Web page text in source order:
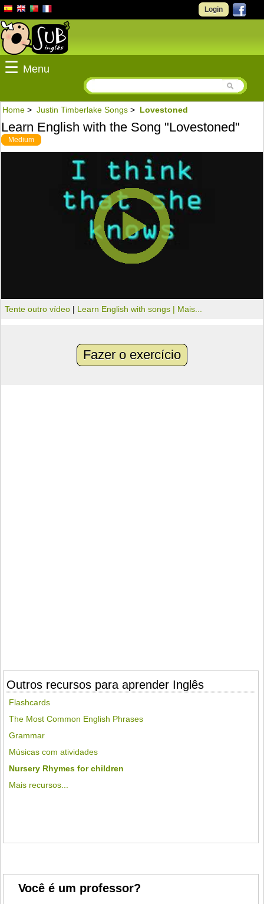
Login
☰ Menu
Home > Justin Timberlake Songs > Lovestoned
Learn English with the Song "Lovestoned"
Medium
Tente outro vídeo | Learn English with songs | Mais...
Fazer o exercício
Outros recursos para aprender Inglês
Flashcards
The Most Common English Phrases
Grammar
Músicas com atividades
Nursery Rhymes for children
Mais recursos...
Você é um professor?